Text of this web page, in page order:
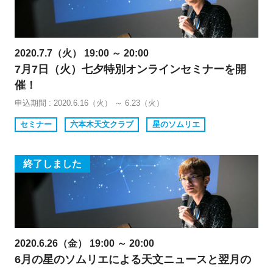
2020.7.7（火） 19:00 ～ 20:00
7月7日（火）七夕特別オンラインセミナーを開
催！
申込期間 : 2020.6.16（火） ～ 6.23（火）
セミナー 六本木天文クラブ 星のソムリエ
終了しました
2020.6.26（金） 19:00 ～ 20:00
6月の星のソムリエによる天文ニュースと翌月の